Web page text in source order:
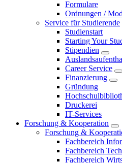
Formulare
Ordnungen /
Service für Studierende
Studienstart
Starting Your
Stipendien
Career Service
Finanzierung
Gründung
Druckerei
IT-Services
Forschung & Kooperation
Forschung &
Fachbereich
Fachbereich
Fachbereich